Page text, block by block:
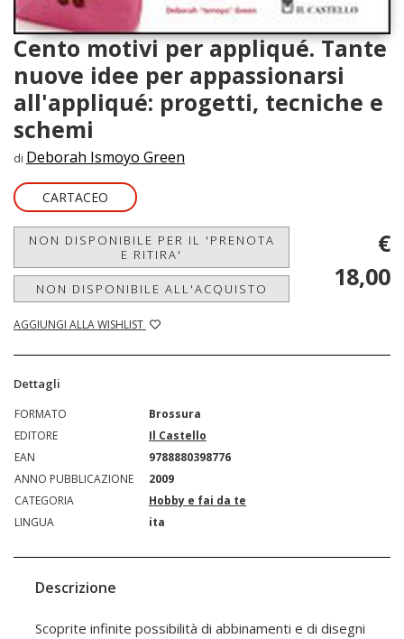
Cento motivi per appliqué. Tante
nuove idee per appassionarsi
all'appliqué: progetti, tecniche e
schemi
di Deborah Ismoyo Green
CARTACEO
NON DISPONIBILE PER IL 'PRENOTA
E RITIRA'
NON DISPONIBILE ALL'ACQUISTO
AGGIUNGI ALLA WISHLIST
€
18,00
Dettagli
FORMATO
Brossura
EDITORE
Il Castello
EAN
9788880398776
ANNO PUBBLICAZIONE
2009
CATEGORIA
Hobby e fai da te
LINGUA
ita
Descrizione
Scoprite infinite possibilità di abbinamenti e di disegni